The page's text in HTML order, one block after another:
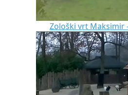
Zološki vrt Maksimir